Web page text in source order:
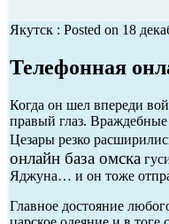
Якутск : Posted on 18
Телефонная
Когда он шел впереди
правый глаз.
Цезары резко
онлайн база омска
Яджуна… и он тоже
Главное достояние